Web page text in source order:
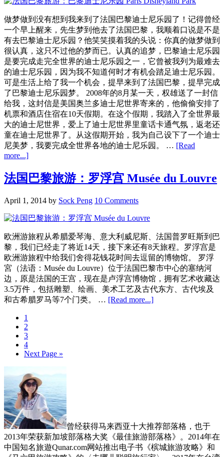
浮
宫
周
边
乱
逛
和
Hard
Rock
Cafe
做梦做到没有想到我来到了法国巴黎迪士尼乐园了！记得曾经
一个早上醒来，先生梦到他去了法国巴黎，我顺着口说是不是
有去巴黎迪士尼乐园？他笑笑摸着我的头说：你真的做梦做到
很认真，这只不过他的梦而已。认真的追梦，巴黎迪士尼乐园
是要完成走完全世界的迪士尼乐园之一，它曾被我列为最难去
的迪士尼乐园，因为我不知道何时才有机会踏足迪士尼乐园。
可是生活上给了我一个机会，提早来到了法国巴黎，提早完成
了巴黎迪士尼乐园梦。 2008年的8月某一天，权雄送了一封信
给我，这封信是美国奥兰多迪士尼世界寄来的，他偷偷安排了
机票和酒店住宿在10天假期。在这个假期，我踏入了全世界最
大的迪士尼世界，爱上了迪士尼世界里童话卡通气氛，返老还
童在迪士尼世界了。从这假期开始，我为自己设下了一个迪士
尼美梦，我要完成全世界各地的迪士尼乐园。 … [Read
more...]about
国
巴
黎
游：
黎
迪
士
尼
乐
园
Paris
法国巴黎旅游：罗浮宫 Musée du Louvre
April 1, 2014 by Sock Peng 10 Comments
欧洲游旅程从希腊爱琴海、意大利威尼斯、法国普罗旺斯到巴
黎，我们已经走了将近14天，接下来还有8天旅程。罗浮宫是
欧洲游旅程中给我们舍得花钱花时间去逗留的博物馆。 罗浮
宮（法语：Musée du Louvre）位于法国巴黎市中心的塞纳河
边，原是法国的王宫，现在是卢浮宫博物馆，拥有艺术收藏达
3.5万件，包括雕塑、绘画、美术工艺及古代东方、古代埃及
和古希腊罗马等7个门类。 … [Read more...]about
Louvre
Page
1
Page
2
Page
3
Page
4
Go
Next Page »
Primary
Sidebar
曾经获得马来西亚十大推荐部落格，也于
2013年荣获新加坡部落格大奖《最佳旅游部落格》。2014年在
中国知名旅遊Qunar.com网站推出电子书《槟城旅游攻略》和